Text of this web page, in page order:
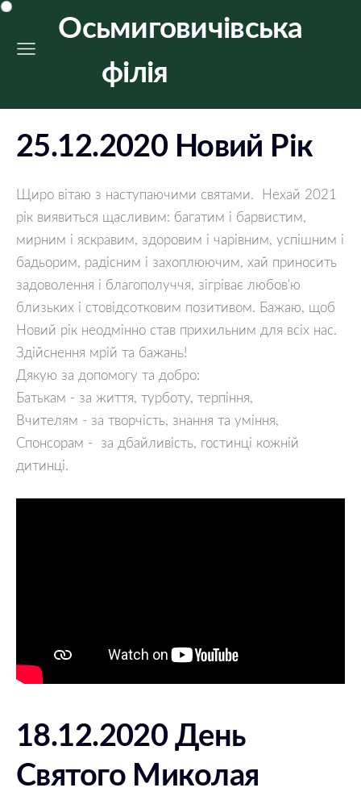
Осьмиговичівська
філія
25.12.2020 Новий Рік
Щиро вітаю з наступаючими святами.  Нехай 2021
рік виявиться щасливим: багатим і барвистим,
мирним і яскравим, здоровим і чарівним, успішним і
бадьорим, радісним і захоплюючим, хай приносить
задоволення і благополуччя, зігріває любов'ю
близьких і стовідсотковим позитивом. Бажаю, щоб
Новий рік неодмінно став прихильним для всіх нас.
Здійснення мрій та бажань!
Дякую за допомогу та добро:
Батькам - за життя, турботу, терпіння,
Вчителям - за творчість, знання та уміння,
Спонсорам -  за дбайливість, гостинці кожній
дитинці.
18.12.2020 День
Святого Миколая